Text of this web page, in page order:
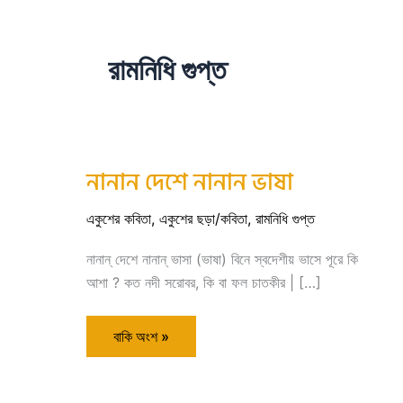
রামনিধি গুপ্ত
নানান দেশে নানান ভাষা
একুশের কবিতা, একুশের ছড়া/কবিতা, রামনিধি গুপ্ত
নানান্ দেশে নানান্ ভাসা (ভাষা) বিনে স্বদেশীয় ভাসে পূরে কি
আশা ? কত নদী সরোবর, কি বা ফল চাতকীর | […]
নানান
দেশে
ভাষা
বাকি অংশ »